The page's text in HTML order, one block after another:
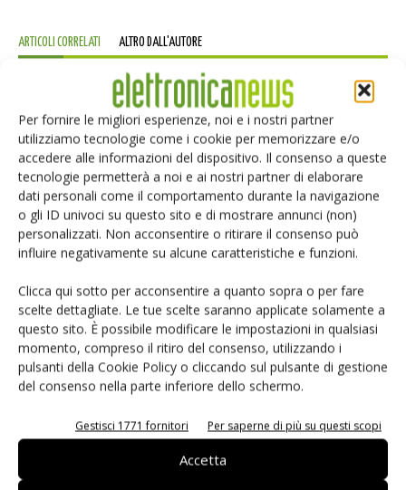
Per fornire le migliori esperienze, noi e i nostri partner
utilizziamo tecnologie come i cookie per memorizzare e/o
accedere alle informazioni del dispositivo. Il consenso a queste
tecnologie permetterà a noi e ai nostri partner di elaborare
dati personali come il comportamento durante la navigazione
o gli ID univoci su questo sito e di mostrare annunci (non)
personalizzati. Non acconsentire o ritirare il consenso può
influire negativamente su alcune caratteristiche e funzioni.
Clicca qui sotto per acconsentire a quanto sopra o per fare
scelte dettagliate. Le tue scelte saranno applicate solamente a
questo sito. È possibile modificare le impostazioni in qualsiasi
momento, compreso il ritiro del consenso, utilizzando i
pulsanti della Cookie Policy o cliccando sul pulsante di gestione
del consenso nella parte inferiore dello schermo.
Gestisci 1771 fornitori Per saperne di più su questi scopi
Accetta
ARTICOLI CORRELATI ALTRO DALL'AUTORE
Isolatori a stato solido per
l’automazione industriale
Renesas lancia la piattaforma
MRDIMM Gen 3
TDK e LG Innotek insieme sui sensori